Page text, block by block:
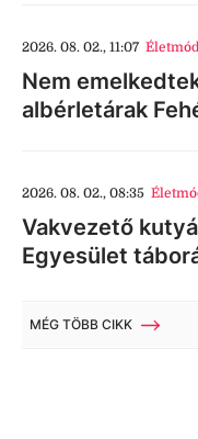
2026. 08. 02., 11:07
Nem
albérletárak
2026. 08. 02., 08:35
Vakvezető
Egyesület
MÉG TÖBB CIKK